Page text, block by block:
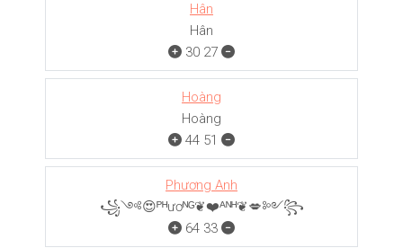
Hân
Hân
30 27
Hoàng
Hoàng
44 51
Phương Anh
꧁༺😍ᴾᴴươᴺᴳ❦❤️ᴬᴺᴴ❦💋༻꧂
64 33